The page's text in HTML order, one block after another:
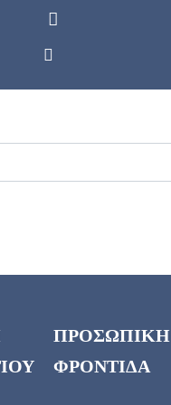
ΠΡΟΣΩΠΙΚΗ
ΦΡΟΝΤΙΔΑ